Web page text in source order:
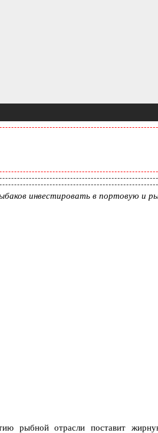
инвестировать в портовую и
рыбной отрасли поставит